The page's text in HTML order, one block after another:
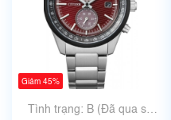
Giảm 45%
Tình trạng: B (Đã qua sử